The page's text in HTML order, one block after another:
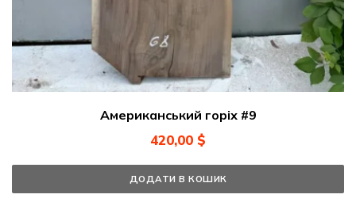
Американський горіх #9
420,00 $
ДОДАТИ В КОШИК